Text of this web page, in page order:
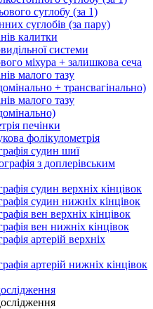
суглобу (за 1)
суглобів (за пару)
калитки
системи
міхура + залишкова сеча
малого тазу
+ трансвагінально)
малого тазу
печінки
фолікулометрія
судин шиї
з доплерівським
судин верхніх кінцівок
судин нижніх кінцівок
вен верхніх кінцівок
вен нижніх кінцівок
артерій верхніх
артерій нижніх кінцівок